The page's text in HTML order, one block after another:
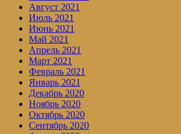
Август 2021
Июль 2021
Июнь 2021
Май 2021
Апрель 2021
Март 2021
Февраль 2021
Январь 2021
Декабрь 2020
Ноябрь 2020
Октябрь 2020
Сентябрь 2020